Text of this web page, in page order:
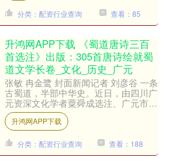
分类：配资行业查询 查看：85
升鸿网APP下载 《蜀道唐诗三百
首选注》出版：305首唐诗绘就蜀
道文学长卷_文化_历史_广元
张敏 冉金鹭 封面新闻记者 刘彦谷 一条
古蜀道，半部中华史。近日，由四川广
元资深文化学者粟舜成选注、广元市社
会科学界联合会编的首部蜀道唐诗鉴赏
读本——《蜀道唐诗....
升鸿网APP下载
分类：配资行业查询 查看：188